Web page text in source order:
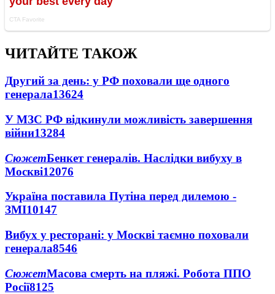
ЧИТАЙТЕ ТАКОЖ
Другий за день: у РФ поховали ще одного
генерала13624
У МЗС РФ відкинули можливість завершення
війни13284
СюжетБенкет генералів. Наслідки вибуху в
Москві12076
Україна поставила Путіна перед дилемою -
ЗМІ10147
Вибух у ресторані: у Москві таємно поховали
генерала8546
СюжетМасова смерть на пляжі. Робота ППО
Росії8125